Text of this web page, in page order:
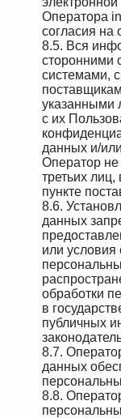
Оператора
согласия на
8.5. Вся
сторонними
системами,
указанными
с их
данных и/
Оператор не
третьих
пункте
8.6.
данных
или условия
обработки
в
публичных
8.7.
данных
8.8.